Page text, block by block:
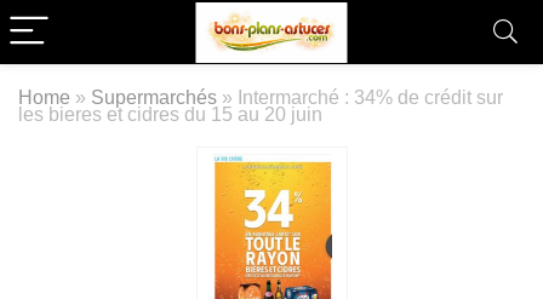
Home » Supermarchés » Intermarché : 34% de crédit sur
les bieres et cidres du 15 au 20 juin